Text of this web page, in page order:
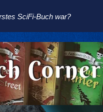
SciFi-Buch war?